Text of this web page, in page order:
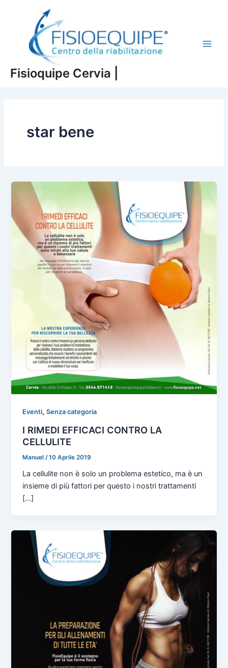
contenuto
Fisioquipe Cervia |
star bene
Eventi,Senza categoria
I RIMEDI EFFICACI CONTRO LA
CELLULITE
Manuel /10 Aprile 2019
La cellulite non è solo un problema estetico, ma è un
insieme di più fattori per questo i nostri trattamenti
[...]